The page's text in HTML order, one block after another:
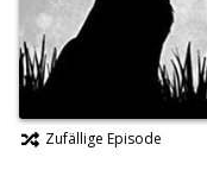
Zufällige Episode